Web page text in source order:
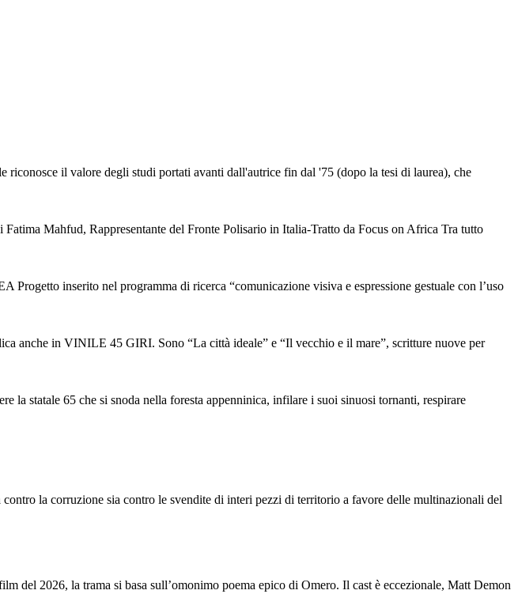
il valore degli studi portati avanti dall'autrice fin dal '75 (dopo la tesi di laurea), che
Mahfud, Rappresentante del Fronte Polisario in Italia-Tratto da Focus on Africa Tra tutto
inserito nel programma di ricerca “comunicazione visiva e espressione gestuale con l’uso
in VINILE 45 GIRI. Sono “La città ideale” e “Il vecchio e il mare”, scritture nuove per
la statale 65 che si snoda nella foresta appenninica, infilare i suoi sinuosi tornanti, respirare
la corruzione sia contro le svendite di interi pezzi di territorio a favore delle multinazionali del
del 2026, la trama si basa sull’omonimo poema epico di Omero. Il cast è eccezionale, Matt Demon